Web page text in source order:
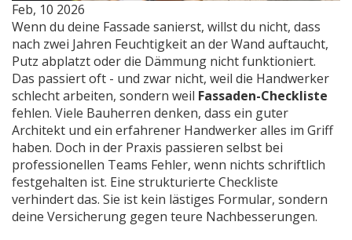
Feb, 10 2026
Wenn du deine Fassade sanierst, willst du nicht, dass
nach zwei Jahren Feuchtigkeit an der Wand auftaucht,
Putz abplatzt oder die Dämmung nicht funktioniert.
Das passiert oft - und zwar nicht, weil die Handwerker
schlecht arbeiten, sondern weil Fassaden-Checkliste
fehlen. Viele Bauherren denken, dass ein guter
Architekt und ein erfahrener Handwerker alles im Griff
haben. Doch in der Praxis passieren selbst bei
professionellen Teams Fehler, wenn nichts schriftlich
festgehalten ist. Eine strukturierte Checkliste
verhindert das. Sie ist kein lästiges Formular, sondern
deine Versicherung gegen teure Nachbesserungen.